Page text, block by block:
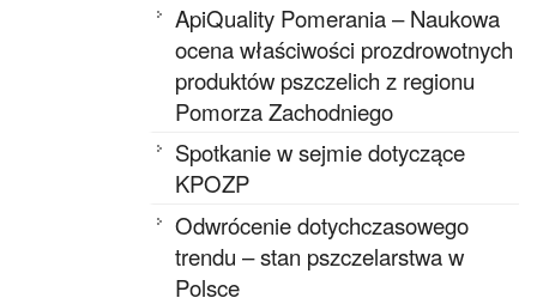
ApiQuality Pomerania – Naukowa
ocena właściwości prozdrowotnych
produktów pszczelich z regionu
Pomorza Zachodniego
Spotkanie w sejmie dotyczące
KPOZP
Odwrócenie dotychczasowego
trendu – stan pszczelarstwa w
Polsce